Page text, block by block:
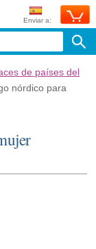
Enviar a:
de países del
nórdico para